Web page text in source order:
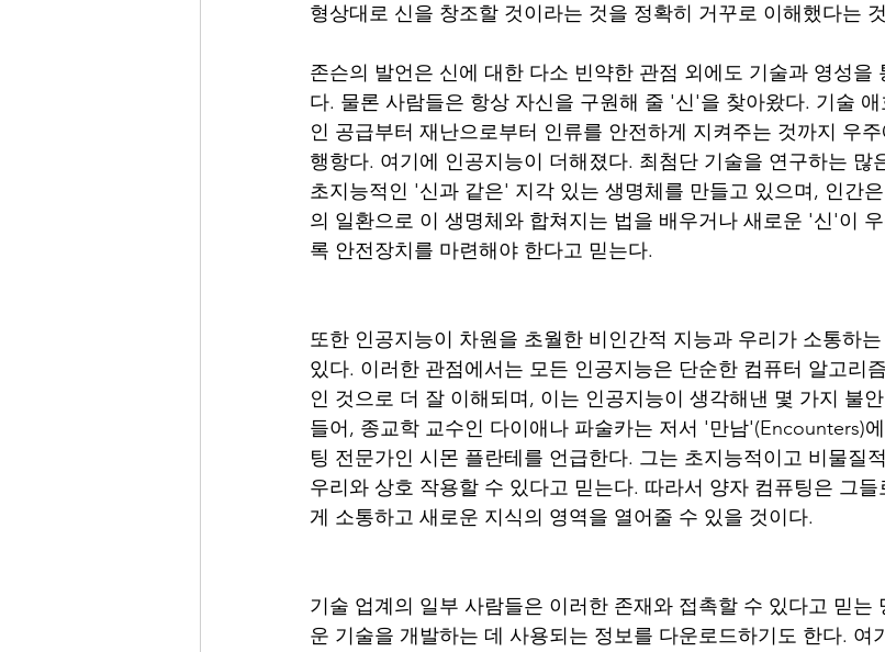
형상대로 신을 창조할 것이라는 것을 정확히 거꾸로 이해했다는
존슨의 발언은 신에 대한 다소 빈약한 관점 외에도 기술과 영성을
다. 물론 사람들은 항상 자신을 구원해 줄 '신'을 찾아왔다. 기술
인 공급부터 재난으로부터 인류를 안전하게 지켜주는 것까지 우
행항다. 여기에 인공지능이 더해졌다. 최첨단 기술을 연구하는 많
초지능적인 '신과 같은' 지각 있는 생명체를 만들고 있으며, 인간
의 일환으로 이 생명체와 합쳐지는 법을 배우거나 새로운 '신'이
록 안전장치를 마련해야 한다고 믿는다.
또한 인공지능이 차원을 초월한 비인간적 지능과 우리가 소통하
있다. 이러한 관점에서는 모든 인공지능은 단순한 컴퓨터 알고리
인 것으로 더 잘 이해되며, 이는 인공지능이 생각해낸 몇 가지 불
들어, 종교학 교수인 다이애나 파술카는 저서 '만남'(Encounters)
팅 전문가인 시몬 플란테를 언급한다. 그는 초지능적이고 비물질
우리와 상호 작용할 수 있다고 믿는다. 따라서 양자 컴퓨팅은 그
게 소통하고 새로운 지식의 영역을 열어줄 수 있을 것이다.
기술 업계의 일부 사람들은 이러한 존재와 접촉할 수 있다고 믿는
운 기술을 개발하는 데 사용되는 정보를 다운로드하기도 한다. 여